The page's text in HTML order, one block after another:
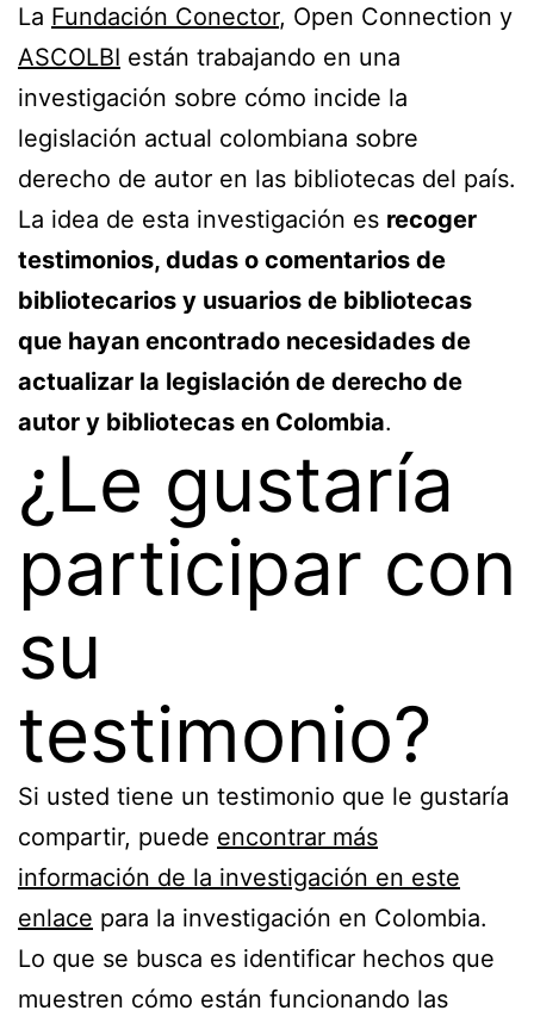
La Fundación Conector, Open Connection y
ASCOLBI están trabajando en una
investigación sobre cómo incide la
legislación actual colombiana sobre
derecho de autor en las bibliotecas del país.
La idea de esta investigación es recoger
testimonios, dudas o comentarios de
bibliotecarios y usuarios de bibliotecas
que hayan encontrado necesidades de
actualizar la legislación de derecho de
autor y bibliotecas en Colombia.
¿Le gustaría
participar con
su
testimonio?
Si usted tiene un testimonio que le gustaría
compartir, puede encontrar más
información de la investigación en este
enlace para la investigación en Colombia.
Lo que se busca es identificar hechos que
muestren cómo están funcionando las